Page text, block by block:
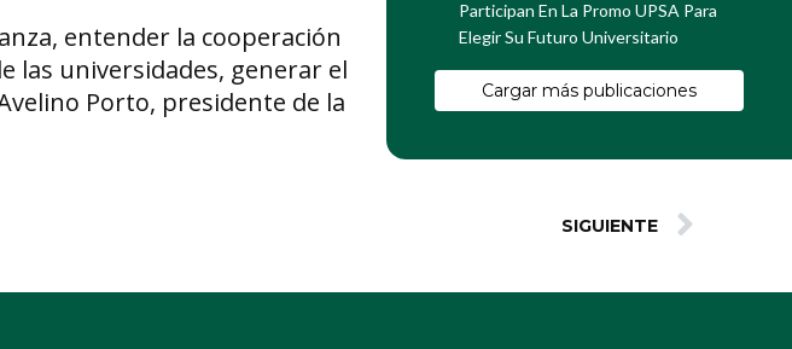
entender la cooperación
las universidades, generar el
Porto, presidente de la
Participan En La Promo UPSA Para
Elegir Su Futuro Universitario
Cargar más publicaciones
SIGUIENTE